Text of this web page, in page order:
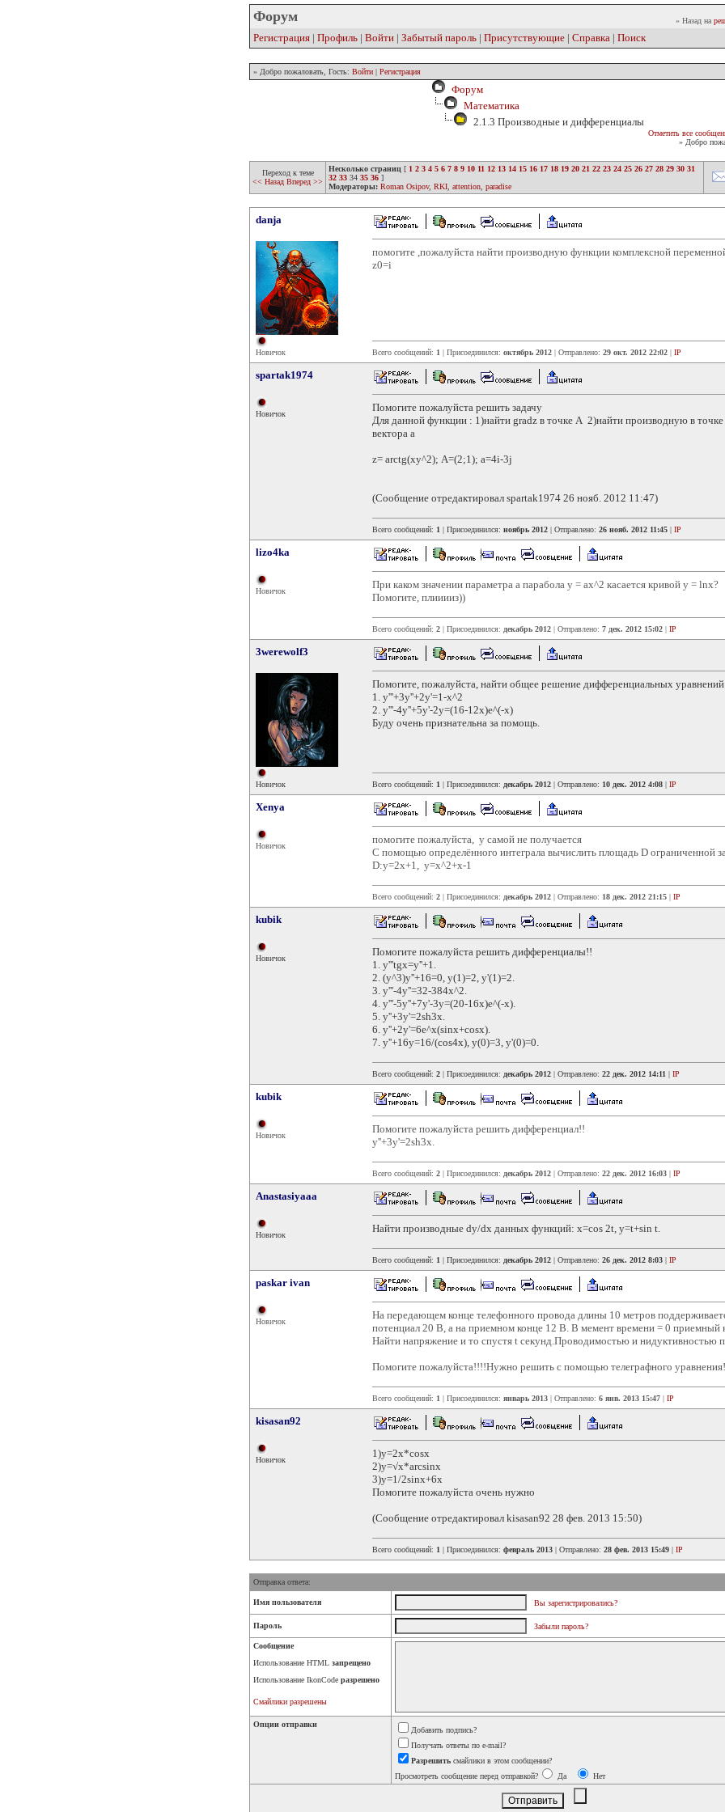
Форум » Назад на
Регистрация | Профиль | Войти | Забытый пароль | Присутствующие | Справка | Поиск
» Добро пожаловать, Гость: Войти | Регистрация
Форум
Математика
2.1.3 Производные и дифференциалы
Отметить все
» Добро
Переход к теме
<< Назад Вперед >>
Несколько страниц [ 1 2 3 4 5 6 7 8 9 10 11 12 13 14 15 16 17 18 19 20 21 22 23 24 25 26 27 28 29 30 31
32 33 34 35 36 ]
Модераторы: Roman Osipov, RKI attention paradise
danja
Новичок
помогите ,пожалуйста найти производную функции комплексной
z0=i
Всего сообщений: 1 | Присоединился: октябрь 2012 | Отправлено: 29 окт. 2012 22:02 | IP
spartak1974
Новичок
Помогите пожалуйста решить задачу
Для данной функции : 1)найти gradz в точке А 2)найти производную в
вектора а
z= arctg(xy^2); А=(2;1); a=4i-3j
(Сообщение отредактировал spartak1974 26 нояб. 2012 11:47)
Всего сообщений: 1 | Присоединился: ноябрь 2012 | Отправлено: 26 нояб. 2012 11:45 | IP
lizo4ka
Новичок
При каком значении параметра а парабола y = ax^2 касается кривой y = lnx?
Помогите, плииииз))
Всего сообщений: 2 | Присоединился: декабрь 2012 | Отправлено: 7 дек. 2012 15:02 | IP
3werewolf3
Новичок
Помогите, пожалуйста, найти общее решение дифференциальных
1. y'''+3y''+2y'=1-x^2
2. y'''-4y''+5y'-2y=(16-12x)e^(-x)
Буду очень признательна за помощь.
Всего сообщений: 1 | Присоединился: декабрь 2012 | Отправлено: 10 дек. 2012 4:08 | IP
Xenya
Новичок
помогите пожалуйста, у самой не получается
С помощью определённого интеграла вычислить площадь D ограниченной
D:y=2x+1, y=x^2+x-1
Всего сообщений: 2 | Присоединился: декабрь 2012 | Отправлено: 18 дек. 2012 21:15 | IP
kubik
Новичок
Помогите пожалуйста решить дифференциалы!!
1. y'''tgx=y''+1.
2. (y^3)y''+16=0, y(1)=2, y'(1)=2.
3. y'''-4y''=32-384x^2.
4. y'''-5y''+7y'-3y=(20-16x)e^(-x).
5. y''+3y'=2sh3x.
6. y''+2y'=6e^x(sinx+cosx).
7. y''+16y=16/(cos4x), y(0)=3, y'(0)=0.
Всего сообщений: 2 | Присоединился: декабрь 2012 | Отправлено: 22 дек. 2012 14:11 | IP
kubik
Новичок
Помогите пожалуйста решить дифференциал!!
y''+3y'=2sh3x.
Всего сообщений: 2 | Присоединился: декабрь 2012 | Отправлено: 22 дек. 2012 16:03 | IP
Anastasiyaaa
Новичок
Найти производные dy/dx данных функций: x=cos 2t, y=t+sin t.
Всего сообщений: 1 | Присоединился: декабрь 2012 | Отправлено: 26 дек. 2012 8:03 | IP
paskar ivan
Новичок
На передающем конце телефонного провода длины 10 метров
потенциал 20 В, а на приемном конце 12 В. В мемент времени = 0 приемный
Найти напряжение и то спустя t секунд.Проводимостью и нидуктивностью
Помогите пожалуйста!!!!Нужно решить с помощью телеграфного
Всего сообщений: 1 | Присоединился: январь 2013 | Отправлено: 6 янв. 2013 15:47 | IP
kisasan92
Новичок
1)y=2x*cosx
2)y=√x*arcsinx
3)y=1/2sinx+6x
Помогите пожалуйста очень нужно
(Сообщение отредактировал kisasan92 28 фев. 2013 15:50)
Всего сообщений: 1 | Присоединился: февраль 2013 | Отправлено: 28 фев. 2013 15:49 | IP
Отправка ответа:
Имя пользователя Вы зарегистрировались?
Пароль Забыли пароль?
Сообщение
Использование HTML запрещено
Использование IkonCode разрешено
Смайлики разрешены
Опции отправки
Добавить подпись?
Получать ответы по e-mail?
Разрешить смайлики в этом сообщении?
Просмотреть сообщение перед отправкой?
Да Нет